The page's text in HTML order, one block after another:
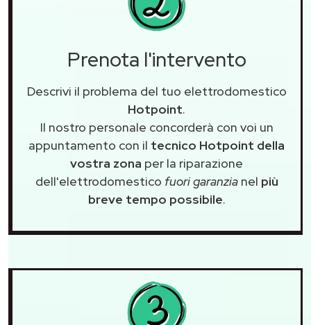
Prenota l'intervento
Descrivi il problema del tuo elettrodomestico
Hotpoint.
Il nostro personale concorderà con voi un
appuntamento con il tecnico Hotpoint della
vostra zona per la riparazione
dell'elettrodomestico fuori garanzianel più
breve tempo possibile.